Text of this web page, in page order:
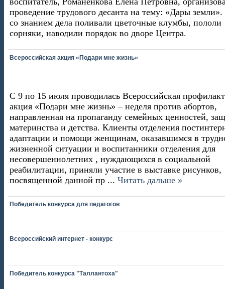
проведение трудового десанта на тему: «Дары земли».
со знанием дела поливали цветочные клумбы, пололи
сорняки, наводили порядок во дворе Центра.
Всероссийская акция «Подари мне жизнь»
С 9 по 15 июля проводилась Всероссийская
акция «Подари мне жизнь» – неделя против абортов,
направленная на пропаганду семейных ценностей,
материнства и детства. Клиенты отделения
адаптации и помощи женщинам, оказавшимся в
жизненной ситуации и воспитанники отделения для
несовершеннолетних , нуждающихся в социальной
реабилитации, приняли участие в выставке рисунков,
посвященной данной пр ... Читать дальше »
Победитель конкурса для педагогов
Всероссийский интернет - конкурс
Победитель конкурса "Таллантоха"